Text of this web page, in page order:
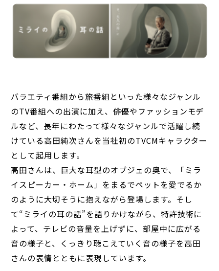
バラエティ番組から旅番組といった様々なジャンル
のTV番組への出演に加え、俳優やファッションモデ
ルなど、長年にわたって様々なジャンルで活躍し続
けている高田純次さんを当社初のTVCMキャラクター
として起用します。
高田さんは、巨大な耳型のオブジェの奥で、「ミラ
イスピーカー・ホーム」をまるでペットを愛でるか
のように大切そうに抱えながら登場します。そし
て“ミライの耳の話”を語りかけながら、特許技術に
よって、テレビの音量を上げずに、部屋中に広がる
音の様子と、くっきり聴こえていく音の様子を高田
さんの表情とともに表現しています。